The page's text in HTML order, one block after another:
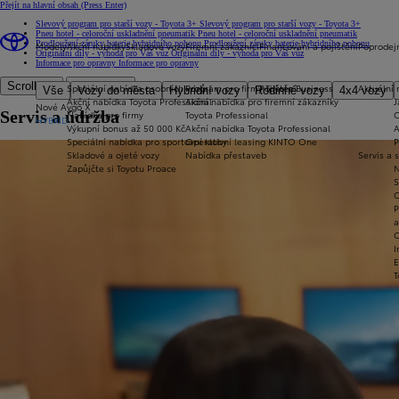
Přejít na hlavní obsah (Press Enter)
Modely
Vše Vozy do města Hybridní vozy Rodinné vozy 4x4 vozy
Nové Aygo X
HYBRID
Akční nabídky
Speciální nabídka osobních vozů
Akční nabídka Toyota Professional
Nabídka pro firmy
Výkupní bonus až 50 000 Kč
Speciální nabídka pro sportovní kluby
Skladové a ojeté vozy
Zapůjčte si Toyotu Proace
Skladové vozyFiremní zákazníci
Program pro firmy Toyota Business
Akční nabídka pro firemní zákazníky
Toyota Professional
Akční nabídka Toyota Professional
Operativní leasing KINTO One
Nabídka přestaveb
Financování a pojištění
Pojištění
Aktuální
Servis a
Slevový program pro starší vozy - Toyota 3+ Slevový program pro starší vozy - Toyota 3+
Pneu hotel - celoroční uskladnění pneumatik Pneu hotel - celoroční uskladnění pneumatik
Prodloužení záruky baterie hybridního pohonu Prodloužení záruky baterie hybridního pohonu
Originální díly - výhoda pro Váš vůzOriginální díly - výhoda pro Váš vůz
Informace pro opravny Informace pro opravny
Scroll left Scroll right
Servis a údržba